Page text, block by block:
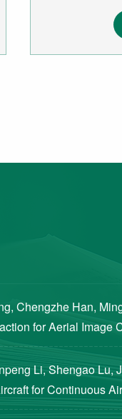
Chengzhe Han,
for Aerial Image
2020, 63(8):
Li, Shengao Lu,
for Continuous
Control, and